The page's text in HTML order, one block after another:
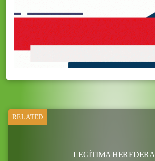
RELATED
LEGÍTIMA HEREDERA